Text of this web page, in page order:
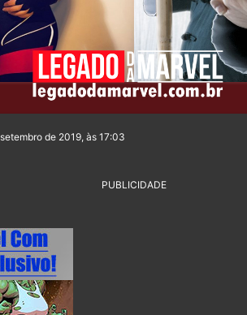
de 2019, às 17:03
PUBLICIDADE